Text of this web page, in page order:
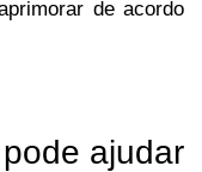
de acordo
ajudar